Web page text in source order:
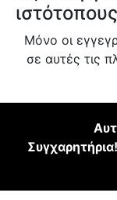
ιστότοπους
Μόνο οι
σε αυτές τις
Συγχαρητήρια!